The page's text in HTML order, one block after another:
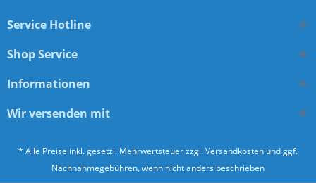
Service Hotline
Shop Service
Informationen
Wir versenden mit
* Alle Preise inkl. gesetzl. Mehrwertsteuer zzgl.Versandkosten und ggf.
Nachnahmegebühren, wenn nicht anders beschrieben